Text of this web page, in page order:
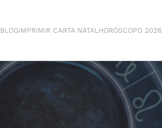
BLOGIMPRIMIR CARTA NATAL HORÓSCOPO 2026